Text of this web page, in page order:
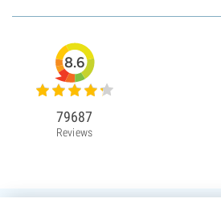
8.6
79687
Reviews